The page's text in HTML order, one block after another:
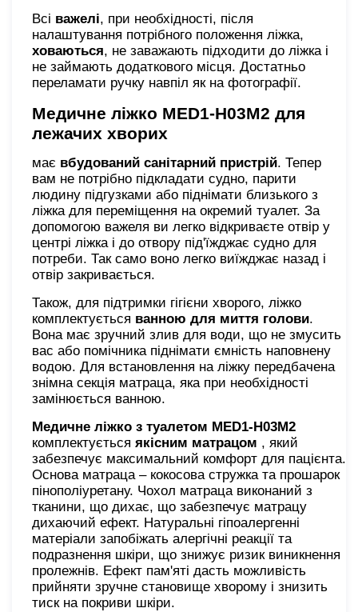
Всі важелі, при необхідності, після
налаштування потрібного положення ліжка,
ховаються, не заважають підходити до ліжка і
не займають додаткового місця. Достатньо
переламати ручку навпіл як на фотографії.
Медичне ліжко MED1-H03M2 для
лежачих хворих
має вбудований санітарний пристрій. Тепер
вам не потрібно підкладати судно, парити
людину підгузками або піднімати близького з
ліжка для переміщення на окремий туалет. За
допомогою важеля ви легко відкриваєте отвір у
центрі ліжка і до отвору під'їжджає судно для
потреби. Так само воно легко виїжджає назад і
отвір закривається.
Також, для підтримки гігієни хворого, ліжко
комплектується ванною для миття голови.
Вона має зручний злив для води, що не змусить
вас або помічника піднімати ємність наповнену
водою. Для встановлення на ліжку передбачена
знімна секція матраца, яка при необхідності
замінюється ванною.
Медичне ліжко з туалетом MED1-H03M2
комплектується якісним матрацом , який
забезпечує максимальний комфорт для пацієнта.
Основа матраца – кокосова стружка та прошарок
пінополіуретану. Чохол матраца виконаний з
тканини, що дихає, що забезпечує матрацу
дихаючий ефект. Натуральні гіпоалергенні
матеріали запобіжать алергічні реакції та
подразнення шкіри, що знижує ризик виникнення
пролежнів. Ефект пам'яті дасть можливість
прийняти зручне становище хворому і знизить
тиск на покриви шкіри.